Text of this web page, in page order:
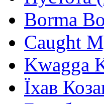
Borma
Caught
Kwagga
Їхав